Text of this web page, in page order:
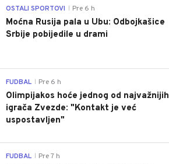
OSTALI SPORTOVI Pre 6 h
Moćna Rusija pala u Ubu: Odbojkašice
Srbije pobijedile u drami
FUDBAL Pre 6 h
Olimpijakos hoće jednog od najvažnijih
igrača Zvezde: "Kontakt je već
uspostavljen"
FUDBAL Pre 7 h